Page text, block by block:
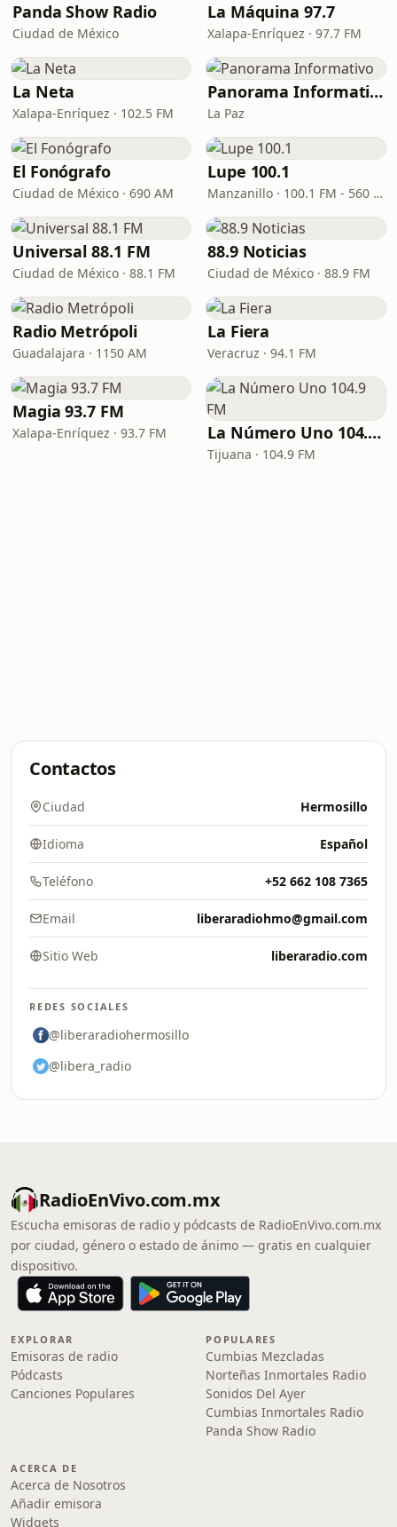
Panda Show Radio
Ciudad de México
La Máquina 97.7
Xalapa-Enríquez · 97.7 FM
La Neta
Xalapa-Enríquez · 102.5 FM
Panorama Informativo
La Paz
El Fonógrafo
Ciudad de México · 690 AM
Lupe 100.1
Manzanillo · 100.1 FM - 560 AM
Universal 88.1 FM
Ciudad de México · 88.1 FM
88.9 Noticias
Ciudad de México · 88.9 FM
Radio Metrópoli
Guadalajara · 1150 AM
La Fiera
Veracruz · 94.1 FM
Magia 93.7 FM
Xalapa-Enríquez · 93.7 FM La Número Uno 104.9 FM
Tijuana · 104.9 FM
Contactos
Ciudad Hermosillo
Idioma Español
Teléfono +52 662 108 7365
Email liberaradiohmo@gmail.com
Sitio Web liberaradio.com
REDES SOCIALES
@liberaradiohermosillo
@libera_radio
RadioEnVivo.com.mx
Escucha emisoras de radio y pódcasts de RadioEnVivo.com.mx
por ciudad, género o estado de ánimo — gratis en cualquier
dispositivo.
EXPLORAR
Emisoras de radio
Pódcasts
Canciones Populares
POPULARES
Cumbias Mezcladas
Norteñas Inmortales Radio
Sonidos Del Ayer
Cumbias Inmortales Radio
Panda Show Radio
ACERCA DE
Acerca de Nosotros
Añadir emisora
Widgets